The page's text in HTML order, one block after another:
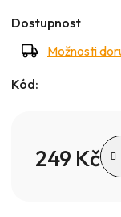
Dostupnost
Možnosti
Kód:
249 Kč